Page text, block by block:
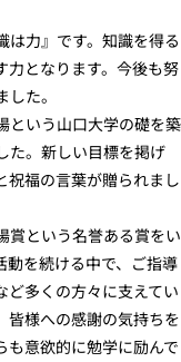
力』です。知識を得る
力となります。今後も努
た。
という山口大学の礎を築
た。新しい目標を掲げ
祝福の言葉が贈られまし
賞という名誉ある賞をい
動を続ける中で、ご指導
ど多くの方々に支えてい
皆様への感謝の気持ちを
も意欲的に勉学に励んで